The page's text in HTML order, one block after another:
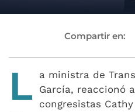
Compartir en:
L
a ministra de
García, reaccionó
congresistas